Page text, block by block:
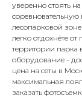
уверенно стоять
лесопарковой зоне
легко отдохнёте
территории парка
оборудование -
цена на сеты в
максимальная
заказать